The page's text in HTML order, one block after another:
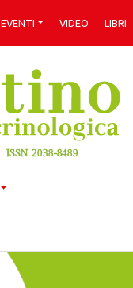
EVENTI VIDEO LIBRI